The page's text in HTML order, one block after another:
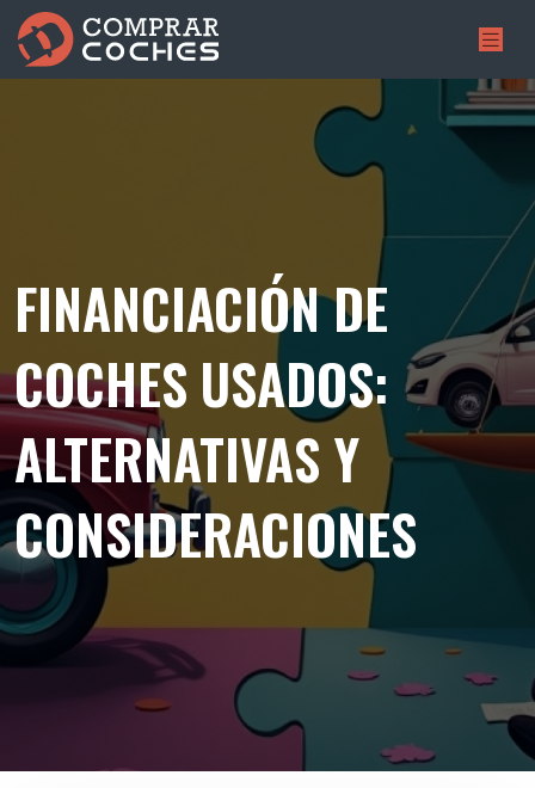
FINANCIACIÓN DE
COCHES USADOS:
ALTERNATIVAS Y
CONSIDERACIONES